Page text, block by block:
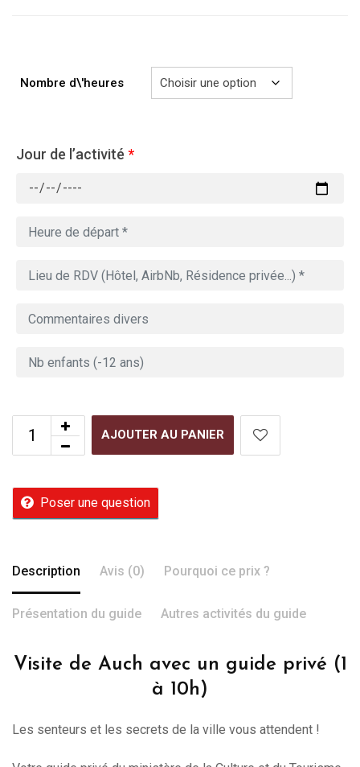
Nombre d\'heures
Jour de l’activité *
AJOUTER AU PANIER
Poser une question
Description Avis (0) Pourquoi ce prix ?
Présentation du guide Autres activités du guide
Visite de Auch avec un guide privé (1
à 10h)
Les senteurs et les secrets de la ville vous attendent !